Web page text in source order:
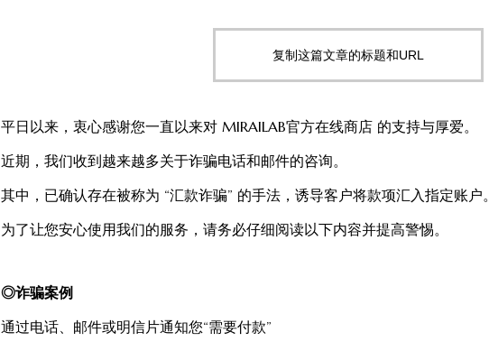
复制这篇文章的标题和URL
平日以来，衷心感谢您一直以来对 MIRAILAB官方在线商店 的支持与厚爱。
近期，我们收到越来越多关于诈骗电话和邮件的咨询。
其中，已确认存在被称为 “汇款诈骗” 的手法，诱导客户将款项汇入指定账户。
为了让您安心使用我们的服务，请务必仔细阅读以下内容并提高警惕。
◎诈骗案例
通过电话、邮件或明信片通知您“需要付款”